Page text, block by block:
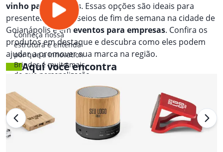
Conheça nossa
estrutura e entenda
por que a Innovation
Brindes é muito mais
do que personalização.
vinho para brindes. Essas opções são ideais para
presentear em passeios de fim de semana na cidade de
Goianápolis e em eventos para empresas. Confira os
produtos em destaque e descubra como eles podem
ajudar a promover sua marca na região.
Aqui você encontra